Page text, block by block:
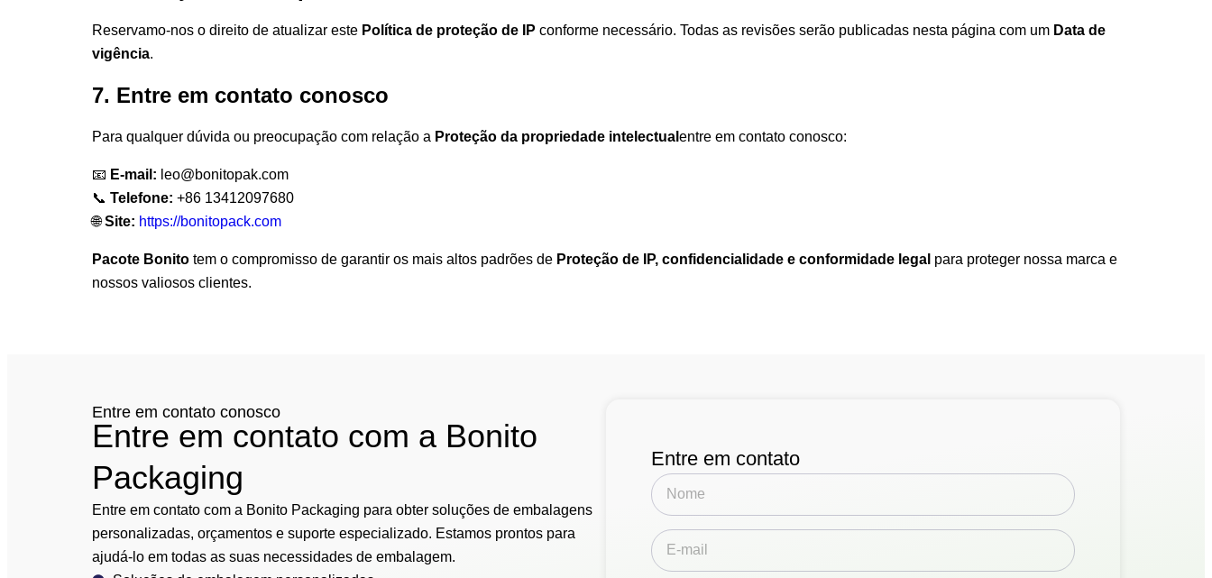
Reservamo-nos o direito de atualizar este Política de proteção de IP conforme necessário. Todas as revisões serão publicadas nesta página com um Data de
vigência.
7. Entre em contato conosco
Para qualquer dúvida ou preocupação com relação a Proteção da propriedade intelectual entre em contato conosco:
📧 E-mail: leo@bonitopak.com
📞 Telefone: +86 13412097680
🌐Site: https://bonitopack.com
Pacote Bonito tem o compromisso de garantir os mais altos padrões de Proteção de IP, confidencialidade e conformidade legal para proteger nossa marca e
nossos valiosos clientes.
Entre em contato conosco
Entre em contato com a Bonito
Packaging
Entre em contato com a Bonito Packaging para obter soluções de embalagens
personalizadas, orçamentos e suporte especializado. Estamos prontos para
ajudá-lo em todas as suas necessidades de embalagem.
Entre em contato